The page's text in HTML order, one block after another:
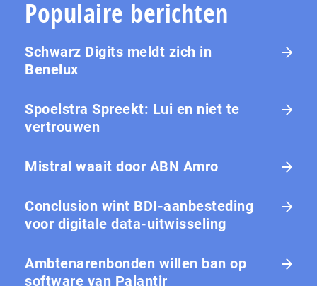
Populaire berichten
Schwarz Digits meldt zich in
Benelux
Spoelstra Spreekt: Lui en niet te
vertrouwen
Mistral waait door ABN Amro
Conclusion wint BDI-aanbesteding
voor digitale data-uitwisseling
Ambtenarenbonden willen ban op
software van Palantir